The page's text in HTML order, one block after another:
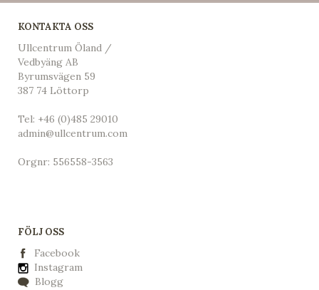
KONTAKTA OSS
Ullcentrum Öland /
Vedbyäng AB
Byrumsvägen 59
387 74 Löttorp
Tel: +46 (0)485 29010
admin@ullcentrum.com
Orgnr: 556558-3563
FÖLJ OSS
Facebook
Instagram
Blogg